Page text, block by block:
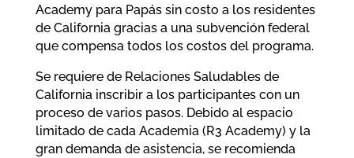
Academy para Papás sin costo a los residentes
de California gracias a una subvención federal
que compensa todos los costos del programa.
Se requiere de Relaciones Saludables de
California inscribir a los participantes con un
proceso de varios pasos. Debido al espacio
limitado de cada Academia (R3 Academy) y la
gran demanda de asistencia, se recomienda